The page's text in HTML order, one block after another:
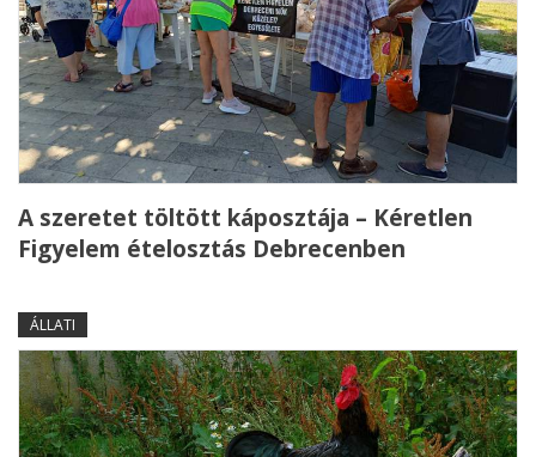
A szeretet töltött káposztája – Kéretlen
Figyelem ételosztás Debrecenben
ÁLLATI